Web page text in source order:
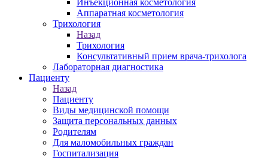
Инъекционная косметология
Аппаратная косметология
Трихология
Назад
Трихология
Консультативный прием врача-трихолога
Лабораторная диагностика
Пациенту
Назад
Пациенту
Виды медицинской помощи
Защита персональных данных
Родителям
Для маломобильных граждан
Госпитализация